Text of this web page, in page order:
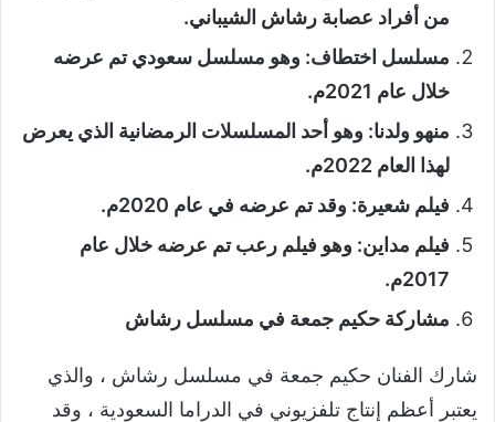
من أفراد عصابة رشاش الشيباني.
مسلسل اختطاف: وهو مسلسل سعودي تم عرضه
خلال عام 2021م.
منهو ولدنا: وهو أحد المسلسلات الرمضانية الذي يعرض
لهذا العام 2022م.
فيلم شعيرة: وقد تم عرضه في عام 2020م.
فيلم مداين: وهو فيلم رعب تم عرضه خلال عام
2017م.
مشاركة حكيم جمعة في مسلسل رشاش
شارك الفنان حكيم جمعة في مسلسل رشاش ، والذي
يعتبر أعظم إنتاج تلفزيوني في الدراما السعودية ، وقد